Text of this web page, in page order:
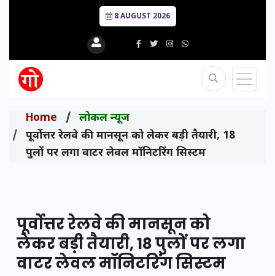
8 AUGUST 2026
Home
लोकल न्यूज
पूर्वोत्तर रेलवे की मानसून को लेकर बड़ी तैयारी, 18
पुलों पर लगा वाटर लेवल मॉनिटरिंग सिस्टम
पूर्वोत्तर रेलवे की मानसून को
लेकर बड़ी तैयारी, 18 पुलों पर लगा
वाटर लेवल मॉनिटरिंग सिस्टम